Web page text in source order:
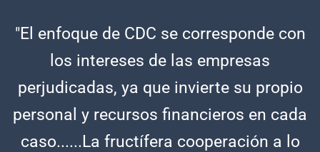
"El enfoque de CDC se corresponde con
los intereses de las empresas
perjudicadas, ya que invierte su propio
personal y recursos financieros en cada
caso......La fructífera cooperación a lo